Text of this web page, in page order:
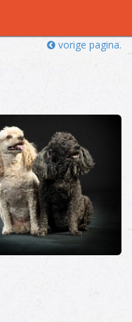
vorige pagina.